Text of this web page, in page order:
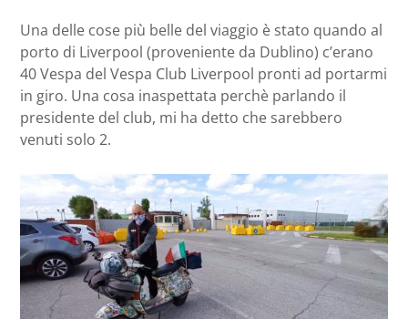
Una delle cose più belle del viaggio è stato quando al
porto di Liverpool (proveniente da Dublino) c’erano
40 Vespa del Vespa Club Liverpool pronti ad portarmi
in giro. Una cosa inaspettata perchè parlando il
presidente del club, mi ha detto che sarebbero
venuti solo 2.